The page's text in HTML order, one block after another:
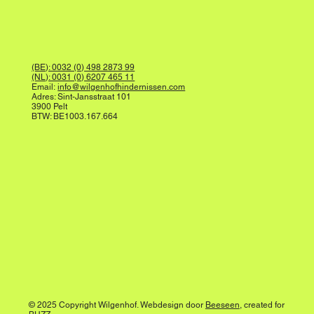
© 2025 Copyright Wilgenhof. Webdesign door Beeseen, created for
(BE): 0032 (0) 498 2873 99
(NL): 0031 (0) 6207 465 11
Email:info@wilgenhofhindernissen.com
Adres: Sint-Jansstraat 101
3900 Pelt
BTW: BE1003.167.664